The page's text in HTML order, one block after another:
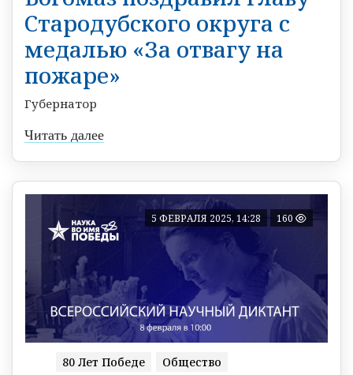
Стародубского округа с
медалью «За отвагу на
пожаре»
Губернатор
Читать далее
5 ФЕВРАЛЯ 2025, 14:28 160
80 Лет Победе Общество